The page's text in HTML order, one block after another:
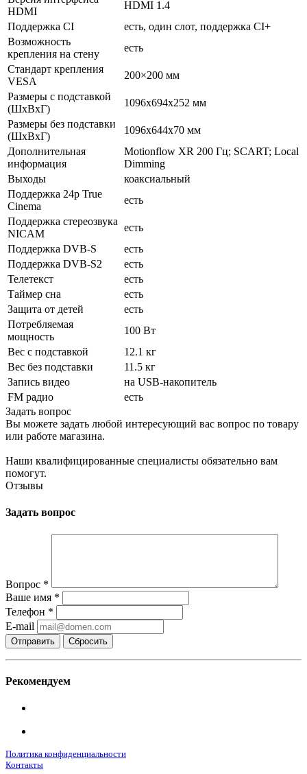
HDMI
HDMI 1.4
Поддержка CI
есть, один слот, поддержка CI+
Возможность
крепления на стену
есть
Стандарт крепления
VESA
200×200 мм
Размеры с подставкой
(ШxВxГ)
1096x694x252 мм
Размеры без подставки
(ШxВxГ)
1096x644x70 мм
Дополнительная
информация
Motionflow XR 200 Гц; SCART; Local
Dimming
Выходы
коаксиальный
Поддержка 24p True
Cinema
есть
Поддержка стереозвука
NICAM
есть
Поддержка DVB-S
есть
Поддержка DVB-S2
есть
Телетекст
есть
Таймер сна
есть
Защита от детей
есть
Потребляемая
мощность
100 Вт
Вес с подставкой
12.1 кг
Вес без подставки
11.5 кг
Запись видео
на USB-накопитель
FM радио
есть
Задать вопрос
Вы можете задать любой интересующий вас вопрос по товару
или работе магазина.
Наши квалифицированные специалисты обязательно вам
помогут.
Отзывы
Задать вопрос
Вопрос *
Ваше имя *
Телефон *
E-mail
Сбросить
Рекомендуем
Политика конфиденциальности
Контакты